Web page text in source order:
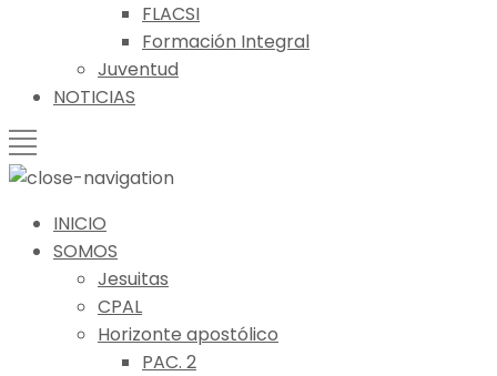
FLACSI
Formación Integral
Juventud
NOTICIAS
INICIO
SOMOS
Jesuitas
CPAL
Horizonte apostólico
PAC. 2